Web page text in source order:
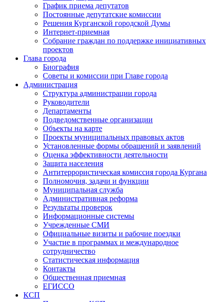
График приема депутатов
Постоянные депутатские комиссии
Решения Курганской городской Думы
Интернет-приемная
Собрание граждан по поддержке инициативных
проектов
Глава города
Биография
Советы и комиссии при Главе города
Администрация
Структура администрации города
Руководители
Департаменты
Подведомственные организации
Объекты на карте
Проекты муниципальных правовых актов
Установленные формы обращений и заявлений
Оценка эффективности деятельности
Защита населения
Антитеррористическая комиссия города Кургана
Полномочия, задачи и функции
Муниципальная служба
Административная реформа
Результаты проверок
Информационные системы
Учрежденные СМИ
Официальные визиты и рабочие поездки
Участие в программах и международное
сотрудничество
Статистическая информация
Контакты
Общественная приемная
ЕГИССО
КСП